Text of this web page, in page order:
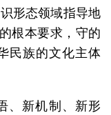
形态领域指导地
根本要求，守的
民族的文化主体
、新机制、新形